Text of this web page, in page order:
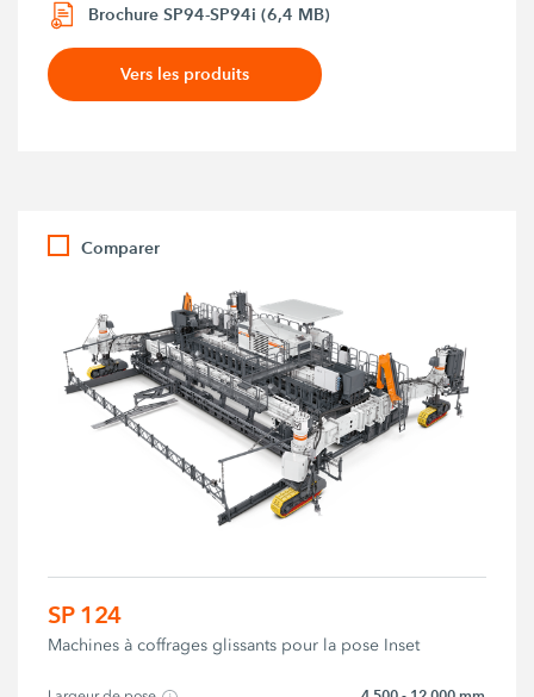
Brochure SP94-SP94i (6,4 MB)
Vers les produits
Comparer
SP 124
Machines à coffrages glissants pour la pose Inset